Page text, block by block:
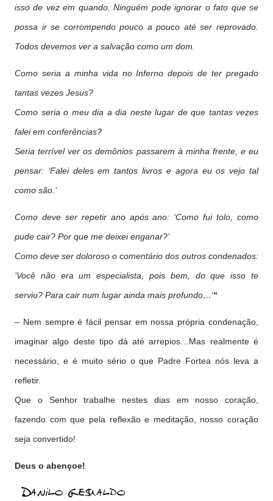
isso de vez em quando. Ninguém pode ignorar o fato que se
possa ir se corrompendo pouco a pouco até ser reprovado.
Todos devemos ver a salvação como um dom.
Como seria a minha vida no Inferno depois de ter pregado
tantas vezes Jesus?
Como seria o meu dia a dia neste lugar de que tantas vezes
falei em conferências?
Seria terrível ver os demônios passarem à minha frente, e eu
pensar: ‘Falei deles em tantos livros e agora eu os vejo tal
como são.’
Como deve ser repetir ano após ano: ‘Como fui tolo, como
pude cair? Por que me deixei enganar?’
Como deve ser doloroso o comentário dos outros condenados:
‘Você não era um especialista, pois bem, do que isso te
serviu? Para cair num lugar ainda mais profundo…‘“
– Nem sempre é fácil pensar em nossa própria condenação,
imaginar algo deste tipo dá até arrepios…Mas realmente é
necessário, e é muito sério o que Padre Fortea nós leva a
refletir.
Que o Senhor trabalhe nestes dias em nosso coração,
fazendo com que pela reflexão e meditação, nosso coração
seja convertido!
Deus o abençoe!